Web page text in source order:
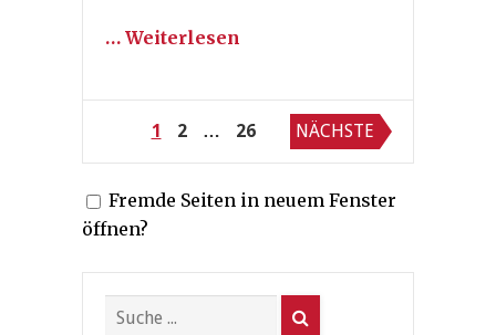
… Weiterlesen
Seitennummerierung
der
Beiträge
1 2 … 26 NÄCHSTE
Fremde Seiten in neuem Fenster
öffnen?